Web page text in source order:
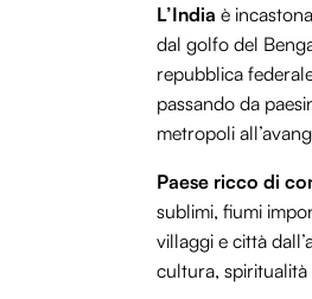
L’India è
dal golfo del
repubblica
passando da
metropoli
Paese ricco di
sublimi, fiumi
villaggi e città
cultura,